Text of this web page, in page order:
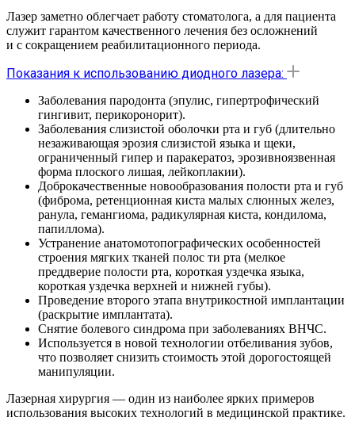
Лазер заметно облегчает работу стоматолога, а для пациента
служит гарантом качественного лечения без осложнений
и с сокращением реабилитационного периода.
Показания к использованию диодного лазера:
Заболевания пародонта (эпулис, гипертрофический
гингивит, перикоронорит).
Заболевания слизистой оболочки рта и губ (длительно
незаживающая эрозия слизистой языка и щеки,
ограниченный гипер и паракератоз, эрозивноязвенная
форма плоского лишая, лейкоплакии).
Доброкачественные новообразования полости рта и губ
(фиброма, ретенционная киста малых слюнных желез,
ранула, гемангиома, радикулярная киста, кондилома,
папиллома).
Устранение анатомотопографических особенностей
строения мягких тканей полос ти рта (мелкое
преддверие полости рта, короткая уздечка языка,
короткая уздечка верхней и нижней губы).
Проведение второго этапа внутрикостной имплантации
(раскрытие имплантата).
Снятие болевого синдрома при заболеваниях ВНЧС.
Используется в новой технологии отбеливания зубов,
что позволяет снизить стоимость этой дорогостоящей
манипуляции.
Лазерная хирургия — один из наиболее ярких примеров
использования высоких технологий в медицинской практике.